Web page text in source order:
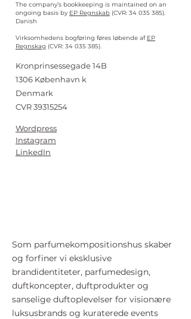
The company’s bookkeeping is maintained on an
ongoing basis by EP Regnskab (CVR: 34 035 385).
Danish
Virksomhedens bogføring føres løbende af EP
Regnskag (CVR: 34 035 385).
Kronprinsessegade 14B
1306 København k
Denmark
CVR39315254
Wordpress
Instagram
LinkedIn
Som parfumekompositionshus skaber
og forfiner vi eksklusive
brandidentiteter, parfumedesign,
duftkoncepter, duftprodukter og
sanselige duftoplevelser for visionære
luksusbrands og kuraterede events